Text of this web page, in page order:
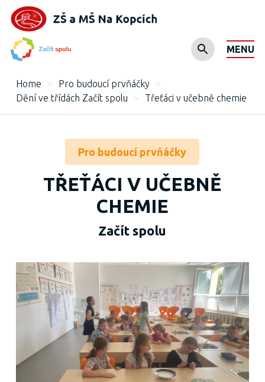
MENU
Home > Pro budoucí prvňáčky
>
Dění ve třídách Začít spolu
> Třeťáci v učebně chemie
Pro budoucí prvňáčky
TŘEŤÁCI V UČEBNĚ
CHEMIE
Začít spolu